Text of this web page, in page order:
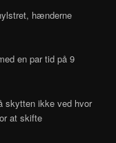
hænderne
en par tid på 9
skytten ikke ved hvor
at skifte